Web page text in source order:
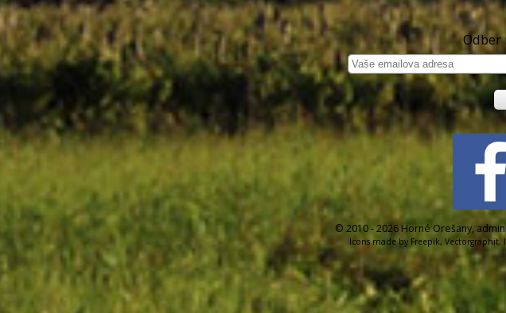
Odber
© 2010 - 2026 Horné Orešany,
Icons made by Freepik, Vectorgraphit,